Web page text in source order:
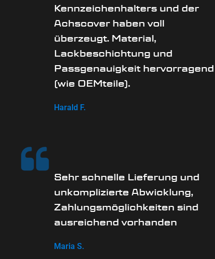
Kennzeichenhalters und der
Achscover haben voll
überzeugt. Material,
Lackbeschichtung und
Passgenauigkeit hervorragend
(wie OEMteile).
Harald F.
Sehr schnelle Lieferung und
unkomplizierte Abwicklung,
Zahlungsmöglichkeiten sind
ausreichend vorhanden
Maria S.